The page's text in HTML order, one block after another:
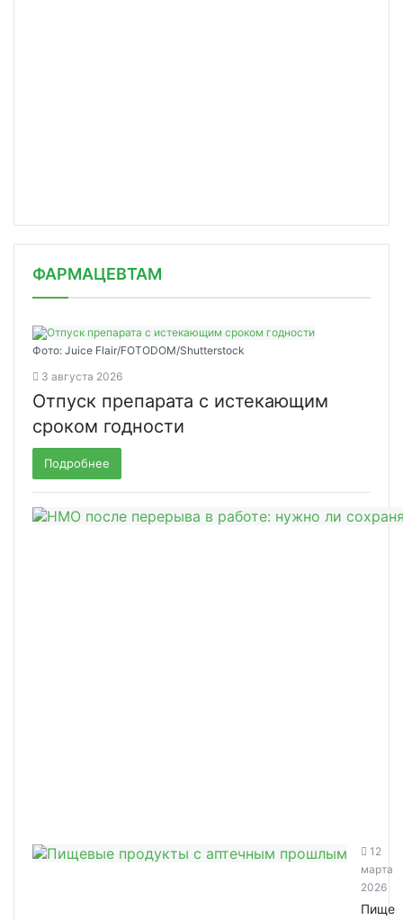
ФАРМАЦЕВТАМ
Фото: Juice Flair/FOTODOM/Shutterstoсk
3 августа 2026
Отпуск препарата с истекающим
сроком годности
Подробнее
12
марта
2026
Пище